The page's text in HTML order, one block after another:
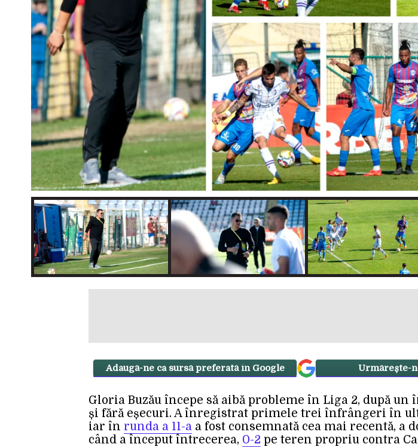
Adaugă-ne ca sursă preferată în Google Urmărește-
Gloria Buzău începe să aibă probleme în Liga 2, după
și fără eșecuri. A înregistrat primele trei înfrângeri în
iar în runda a 11-a a fost consemnată cea mai recentă, a
când a început întrecerea, 0-2 pe teren propriu contra